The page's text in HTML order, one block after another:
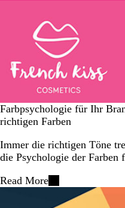
Farbpsychologie für Ihr
richtigen Farben
Immer die richtigen Töne
die Psychologie der Farben
Read More